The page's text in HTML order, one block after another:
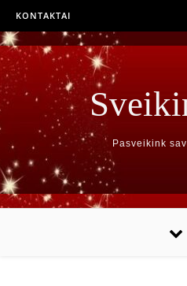
KONTAKTAI
Pasveikink